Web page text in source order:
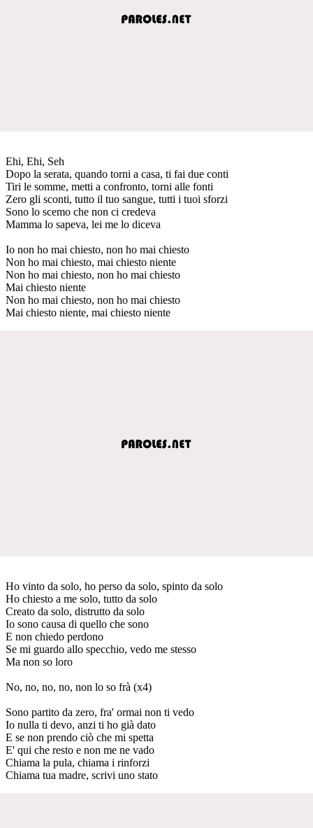
Ehi, Ehi, Seh
Dopo la serata, quando torni a casa, ti fai due conti
Tiri le somme, metti a confronto, torni alle fonti
Zero gli sconti, tutto il tuo sangue, tutti i tuoi sforzi
Sono lo scemo che non ci credeva
Mamma lo sapeva, lei me lo diceva
Io non ho mai chiesto, non ho mai chiesto
Non ho mai chiesto, mai chiesto niente
Non ho mai chiesto, non ho mai chiesto
Mai chiesto niente
Non ho mai chiesto, non ho mai chiesto
Mai chiesto niente, mai chiesto niente
Ho vinto da solo, ho perso da solo, spinto da solo
Ho chiesto a me solo, tutto da solo
Creato da solo, distrutto da solo
Io sono causa di quello che sono
E non chiedo perdono
Se mi guardo allo specchio, vedo me stesso
Ma non so loro
No, no, no, no, non lo so frà (x4)
Sono partito da zero, fra' ormai non ti vedo
Io nulla ti devo, anzi ti ho già dato
E se non prendo ciò che mi spetta
E' qui che resto e non me ne vado
Chiama la pula, chiama i rinforzi
Chiama tua madre, scrivi uno stato